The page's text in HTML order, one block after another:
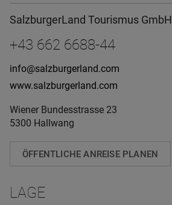
SalzburgerLand Tourismus GmbH
+43 662 6688-44
info@salzburgerland.com
www.salzburgerland.com
Wiener Bundesstrasse 23
5300 Hallwang
ÖFFENTLICHE ANREISE PLANEN
LAGE